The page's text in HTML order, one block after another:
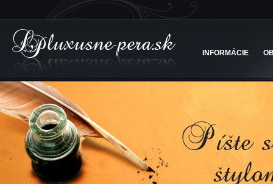
INFORMÁCIE